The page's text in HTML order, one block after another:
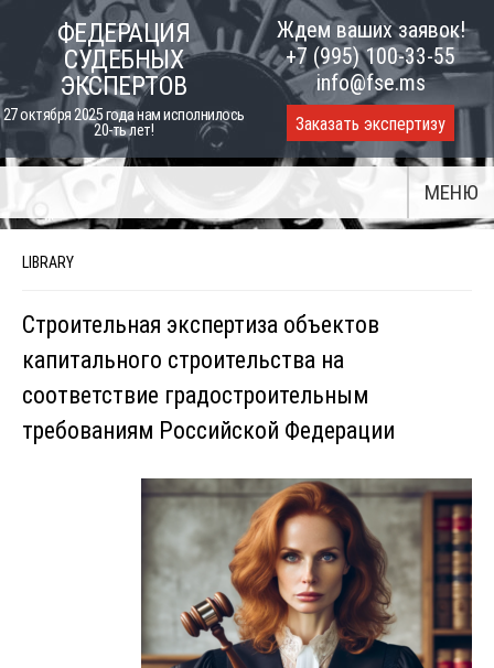
content
ФЕДЕРАЦИЯ
СУДЕБНЫХ
ЭКСПЕРТОВ
27 октября 2025 года нам исполнилось
20-ть лет!
Ждем ваших заявок!
+7 (995) 100-33-55
info@fse.ms
Заказать экспертизу
МЕНЮ
LIBRARY
Строительная экспертиза объектов
капитального строительства на
соответствие градостроительным
требованиям Российской Федерации